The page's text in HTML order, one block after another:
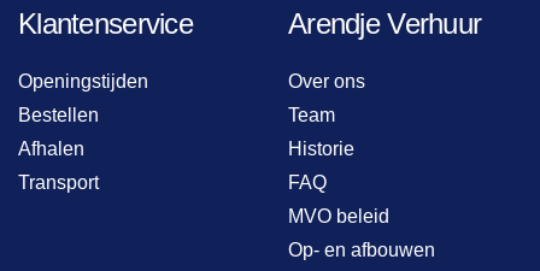
Klantenservice
Openingstijden
Bestellen
Afhalen
Transport
Arendje Verhuur
Over ons
Team
Historie
FAQ
MVO beleid
Op- en afbouwen